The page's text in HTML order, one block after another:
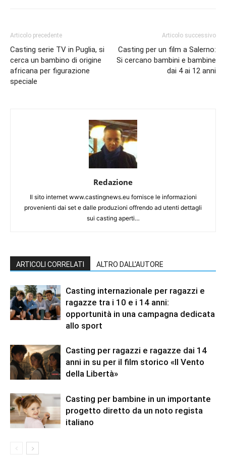
Articolo precedente
Casting serie TV in Puglia, si
cerca un bambino di origine
africana per figurazione
speciale
Articolo successivo
Casting per un film a Salerno:
Si cercano bambini e bambine
dai 4 ai 12 anni
Redazione
Il sito internet www.castingnews.eu fornisce le informazioni
provenienti dai set e dalle produzioni offrendo ad utenti dettagli
sui casting aperti…
ARTICOLI CORRELATI ALTRO DALL'AUTORE
Casting internazionale per ragazzi e
ragazze tra i 10 e i 14 anni:
opportunità in una campagna dedicata
allo sport
Casting per ragazzi e ragazze dai 14
anni in su per il film storico «Il Vento
della Libertà»
Casting per bambine in un importante
progetto diretto da un noto regista
italiano